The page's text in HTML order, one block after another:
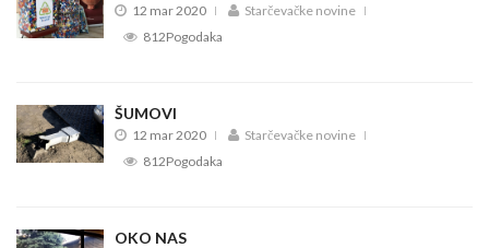
12 mar 2020
Starčevačke novine
812Pogodaka
ŠUMOVI
12 mar 2020
Starčevačke novine
812Pogodaka
OKO NAS